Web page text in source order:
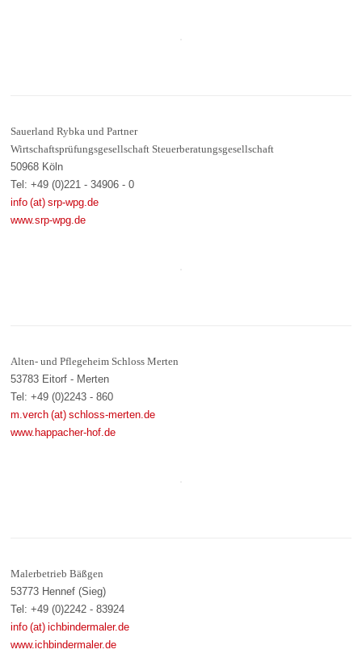
Sauerland Rybka und Partner
Wirtschaftsprüfungsgesellschaft Steuerberatungsgesellschaft
50968 Köln
Tel: +49 (0)221 - 34906 - 0
info (at) srp-wpg.de
www.srp-wpg.de
Alten- und Pflegeheim Schloss Merten
53783 Eitorf - Merten
Tel: +49 (0)2243 - 860
m.verch (at) schloss-merten.de
www.happacher-hof.de
Malerbetrieb Bäßgen
53773 Hennef (Sieg)
Tel: +49 (0)2242 - 83924
info (at) ichbindermaler.de
www.ichbindermaler.de